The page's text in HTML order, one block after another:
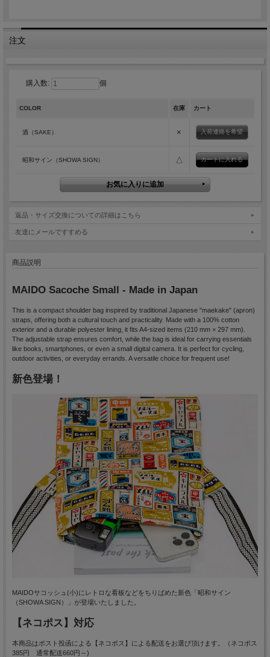
注文
購入数: 個
COLOR 在庫 カート
酒（SAKE） × 入荷連絡を希望
昭和サイン（SHOWA SIGN） △
返品・サイズ交換についての詳細はこちら
友達にメールですすめる
商品説明
MAIDO Sacoche Small - Made in Japan
This is a compact shoulder bag inspired by traditional Japanese "maekake" (apron)
straps, offering both a cultural touch and practicality. Made with a 100% cotton
exterior and a durable polyester lining, it fits A4-sized items (210 mm × 297 mm).
The adjustable strap ensures comfort, while the bag is ideal for carrying essentials
like books, smartphones, or even a small digital camera. It is perfect for cycling,
outdoor activities, or everyday errands. A versatile choice for frequent use!
新色登場！
MAIDOサコッシュ(小)にレトロな看板などをちりばめた新色「昭和サイン
（SHOWA SIGN）」が登場いたしました。
【ネコポス】対応
本商品はポスト投函による【ネコポス】による配送をお選び頂けます。（ネコポス
385円 通常配送660円～)